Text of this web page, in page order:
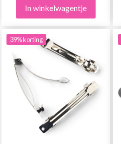
In winkelwagentje
39% korting